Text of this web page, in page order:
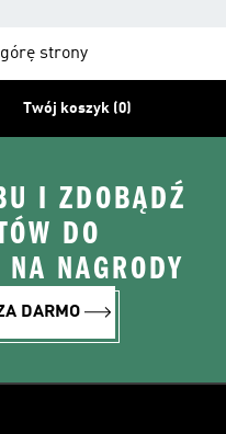
strony
Twój koszyk (0)
I ZDOBĄDŹ
DO
NAGRODY
DARMO